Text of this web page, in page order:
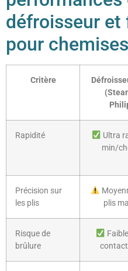
défroisseur et
pour chemises
Critère
Rapidité
Ultra
min/
Précision sur
les plis
plis
Risque de
brûlure